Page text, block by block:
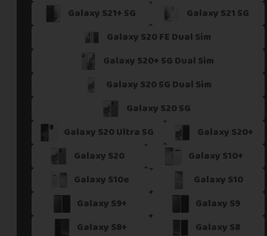
Si vous ne trouvez pas une offre correspondant aux
Vous pouvez éventuellement nous contacter.
Galaxy S21+ 5G
Galaxy S21 5G
Galaxy S20 FE Dual Sim
Galaxy S20+ 5G Dual Sim
Galaxy S20 5G Dual Sim
Galaxy S20 5G
Galaxy S20 Ultra 5G
Galaxy S20+
Galaxy S20
Galaxy S10+
Galaxy S10e
Galaxy S10
Galaxy S9+
Galaxy S9
Galaxy S8+
Galaxy S8